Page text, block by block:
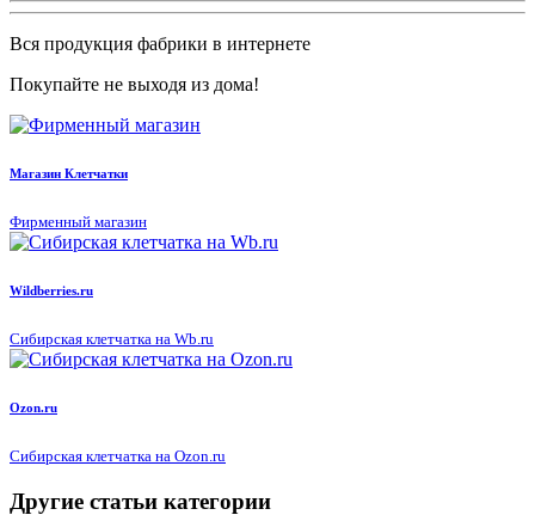
Вся продукция фабрики в интернете
Покупайте не выходя из дома!
Магазин Клетчатки
Фирменный магазин
Wildberries.ru
Сибирская клетчатка на Wb.ru
Ozon.ru
Сибирская клетчатка на Ozon.ru
Другие статьи категории